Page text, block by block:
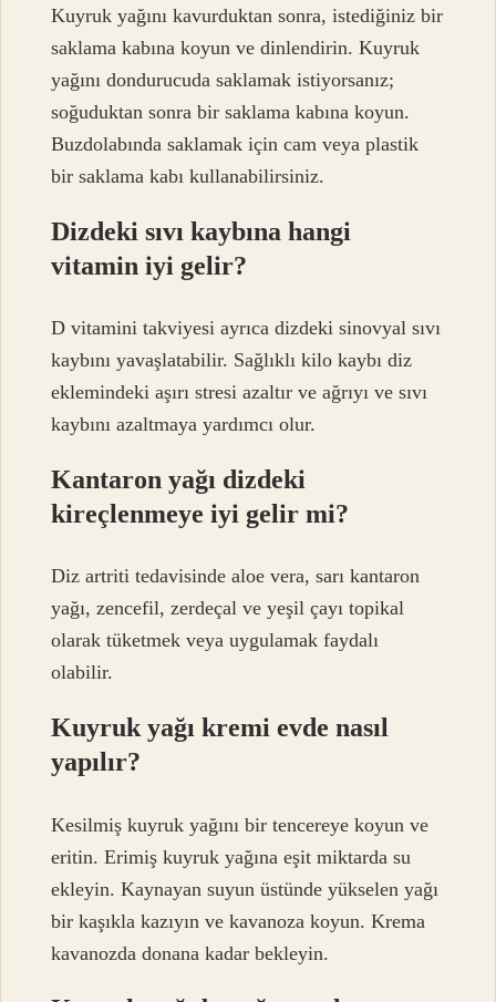
Kuyruk yağını kavurduktan sonra, istediğiniz bir
saklama kabına koyun ve dinlendirin. Kuyruk
yağını dondurucuda saklamak istiyorsanız;
soğuduktan sonra bir saklama kabına koyun.
Buzdolabında saklamak için cam veya plastik
bir saklama kabı kullanabilirsiniz.
Dizdeki sıvı kaybına hangi
vitamin iyi gelir?
D vitamini takviyesi ayrıca dizdeki sinovyal sıvı
kaybını yavaşlatabilir. Sağlıklı kilo kaybı diz
eklemindeki aşırı stresi azaltır ve ağrıyı ve sıvı
kaybını azaltmaya yardımcı olur.
Kantaron yağı dizdeki
kireçlenmeye iyi gelir mi?
Diz artriti tedavisinde aloe vera, sarı kantaron
yağı, zencefil, zerdeçal ve yeşil çayı topikal
olarak tüketmek veya uygulamak faydalı
olabilir.
Kuyruk yağı kremi evde nasıl
yapılır?
Kesilmiş kuyruk yağını bir tencereye koyun ve
eritin. Erimiş kuyruk yağına eşit miktarda su
ekleyin. Kaynayan suyun üstünde yükselen yağı
bir kaşıkla kazıyın ve kavanoza koyun. Krema
kavanozda donana kadar bekleyin.